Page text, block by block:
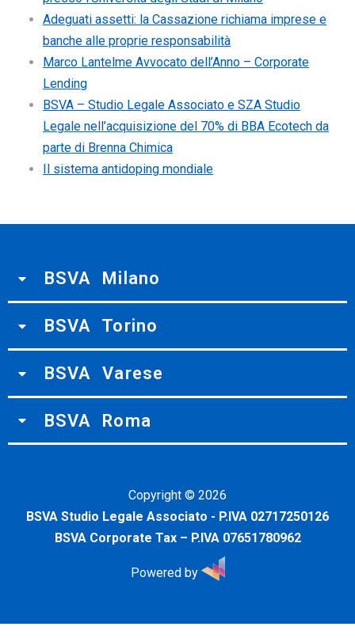
Adeguati assetti: la Cassazione richiama imprese e
banche alle proprie responsabilità
Marco Lantelme Avvocato dell’Anno – Corporate
Lending
BSVA – Studio Legale Associato e SZA Studio
Legale nell’acquisizione del 70% di BBA Ecotech da
parte di Brenna Chimica
Il sistema antidoping mondiale
BSVA Milano
BSVA Torino
BSVA Varese
BSVA Roma
Copyright © 2026
BSVA Studio Legale Associato - P.IVA 02717250126
BSVA Corporate Tax – P.IVA 07651780962
Powered by